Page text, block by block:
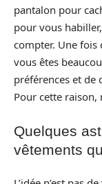
pantalon pour
pour vous
compter. Une fois
vous êtes
préférences et de
Pour cette raison,
Quelques
vêtements